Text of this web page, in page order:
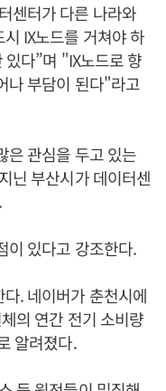
센터가 다른 나라와
IX노드를 거쳐야 하
다”며 "IX노드로 향
나 부담이 된다"라고
은 관심을 두고 있는
닌 부산시가 데이터센
이 있다고 강조한다.
. 네이버가 춘천시에
의 연간 전기 소비량
알려졌다.